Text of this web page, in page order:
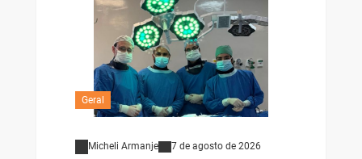
Geral
Micheli Armanje 7 de agosto de 2026